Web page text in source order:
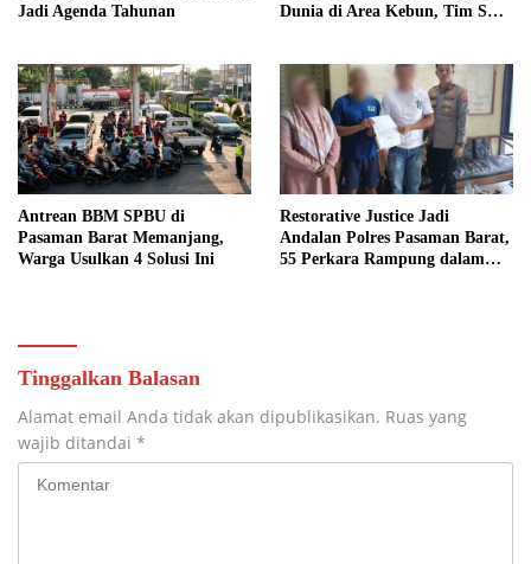
Jadi Agenda Tahunan
Dunia di Area Kebun, Tim SAR
Antrean BBM SPBU di
Pasaman Barat Memanjang,
Warga Usulkan 4 Solusi Ini
Restorative Justice Jadi
Andalan Polres Pasaman Barat,
55 Perkara Rampung dalam
Tinggalkan Balasan
Alamat email Anda tidak akan dipublikasikan. Ruas yang
wajib ditandai *